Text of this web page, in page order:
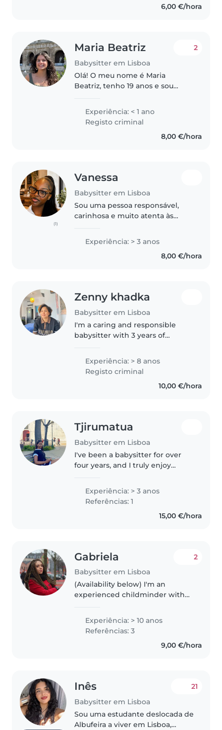
6,00 €/hora
Maria Beatriz
Babysitter em Lisboa
2
Olá! O meu nome é Maria
Beatriz, tenho 19 anos e sou
disponível para babysitting
pontual, noites e fins de semana.
Sou uma pessoa amigável,
Experiência: < 1 ano
Registo criminal
8,00 €/hora
(1)
Vanessa
Babysitter em Lisboa
Sou uma pessoa responsável,
carinhosa e muito atenta às
Tenho um lado criativo bastante
forte, o que me permite criar
Experiência: > 3 anos
8,00 €/hora
Zenny khadka
Babysitter em Lisboa
I'm a caring and responsible
babysitter with 3 years of
toddlers, preschoolers, and
school-aged children. I love
drawing, reading, crafting, and
Experiência: > 8 anos
Registo criminal
10,00 €/hora
Tjirumatua
Babysitter em Lisboa
I've been a babysitter for over
four years, and I truly enjoy
care for kids of various ages,
from toddlers to pre-teens,..
Experiência: > 3 anos
Referências: 1
15,00 €/hora
Gabriela
Babysitter em Lisboa
2
(Availability below) I'm an
experienced childminder with
providing exceptional care for all
ages, from babies to teenagers.
Experiência: > 10 anos
Referências: 3
9,00 €/hora
Inês
Babysitter em Lisboa
21
Sou uma estudante deslocada de
Albufeira a viver em Lisboa,